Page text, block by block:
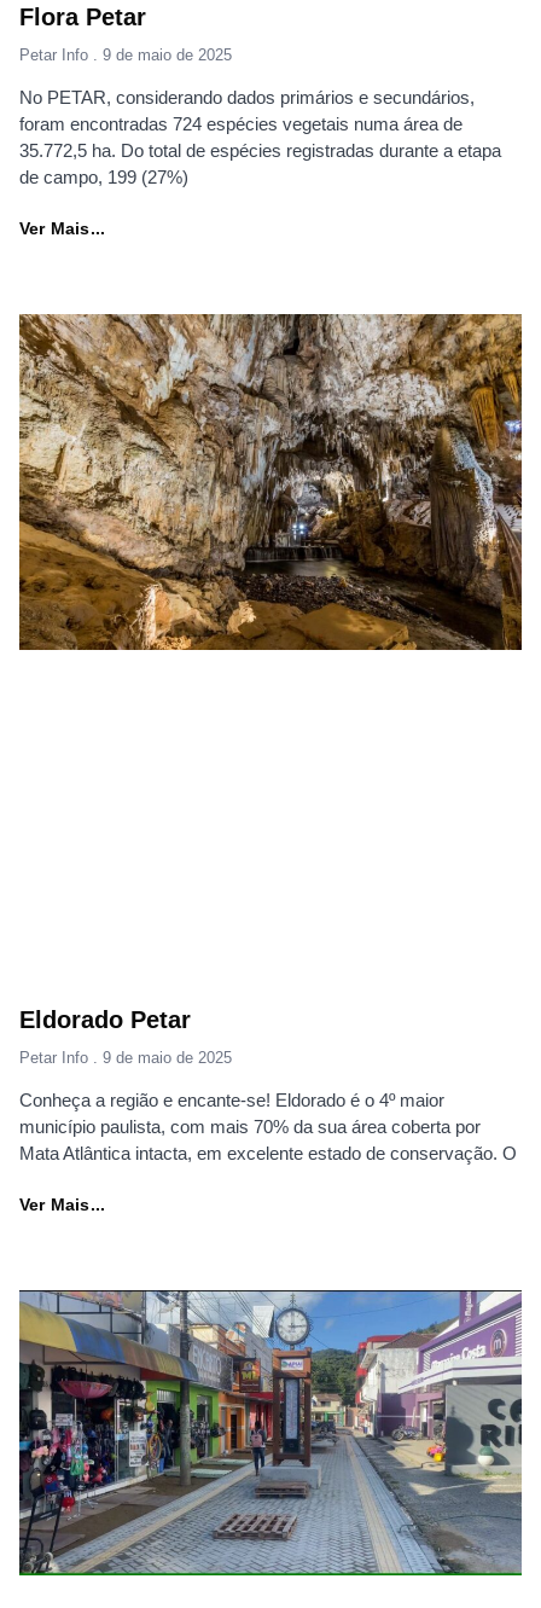
Flora Petar
Petar Info 9 de maio de 2025
No PETAR, considerando dados primários e secundários,
foram encontradas 724 espécies vegetais numa área de
35.772,5 ha. Do total de espécies registradas durante a etapa
de campo, 199 (27%)
Ver Mais...
Eldorado Petar
Petar Info 9 de maio de 2025
Conheça a região e encante-se! Eldorado é o 4º maior
município paulista, com mais 70% da sua área coberta por
Mata Atlântica intacta, em excelente estado de conservação. O
Ver Mais...